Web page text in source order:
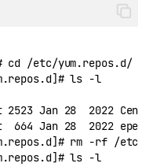
cd /etc/yum.repos.d/
ls -l
Jan 28  2022
Jan 28  2022
rm -rf /etc/
ls -l